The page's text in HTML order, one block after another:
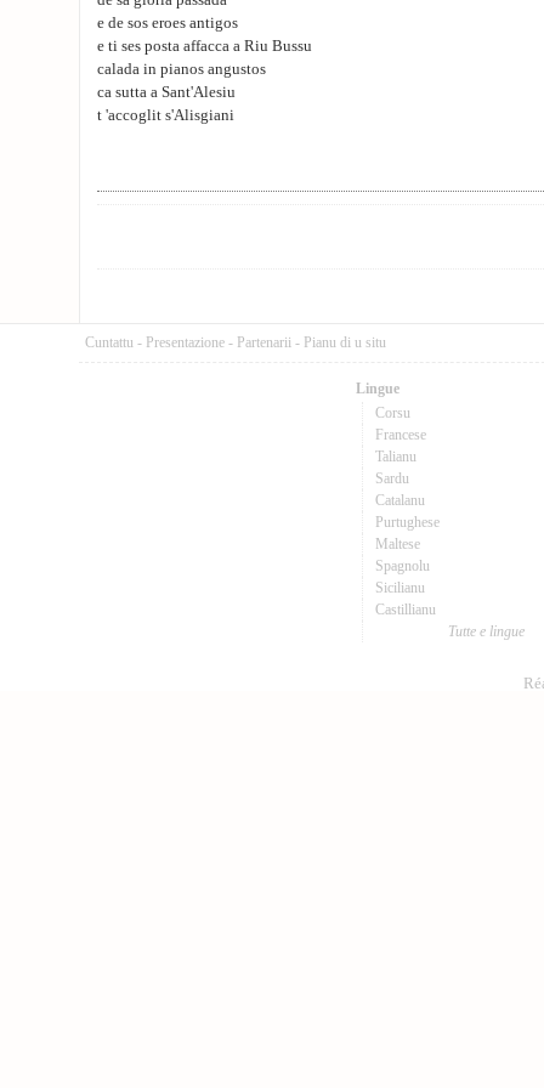
e de sos eroes antigos
e ti ses posta affacca a Riu Bussu
calada in pianos angustos
ca sutta a Sant'Alesiu
t 'accoglit s'Alisgiani
Cuntattu - Presentazione - Partenarii - Pianu di u situ
Lingue
Corsu
Francese
Talianu
Sardu
Catalanu
Purtughese
Maltese
Spagnolu
Sicilianu
Castillianu
Tutte e lingue